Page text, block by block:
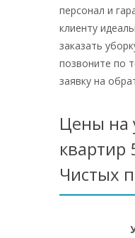
персонал и
клиенту
заказать
позвоните по
заявку на
Цены на
квартир
Чистых